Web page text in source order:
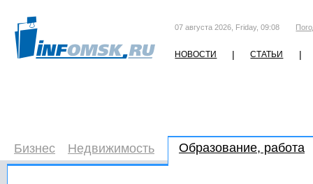
07 августа 2026, Friday, 09:08
НОВОСТИ | СТАТЬИ |
Бизнес Недвижимость Образование, работа